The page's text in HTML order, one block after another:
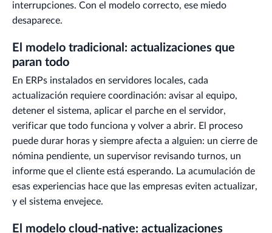
interrupciones. Con el modelo correcto, ese miedo
desaparece.
El modelo tradicional: actualizaciones que
paran todo
En ERPs instalados en servidores locales, cada
actualización requiere coordinación: avisar al equipo,
detener el sistema, aplicar el parche en el servidor,
verificar que todo funciona y volver a abrir. El proceso
puede durar horas y siempre afecta a alguien: un cierre de
nómina pendiente, un supervisor revisando turnos, un
informe que el cliente está esperando. La acumulación de
esas experiencias hace que las empresas eviten actualizar,
y el sistema envejece.
El modelo cloud-native: actualizaciones